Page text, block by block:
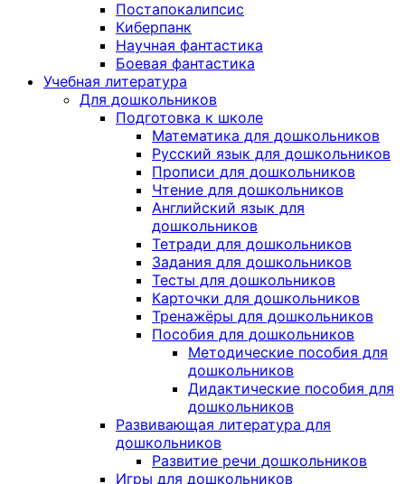
Постапокалипсис
Киберпанк
Научная фантастика
Боевая фантастика
Учебная литература
Для дошкольников
Подготовка к школе
Математика для дошкольников
Русский язык для дошкольников
Прописи для дошкольников
Чтение для дошкольников
Английский язык для
дошкольников
Тетради для дошкольников
Задания для дошкольников
Тесты для дошкольников
Карточки для дошкольников
Тренажёры для дошкольников
Пособия для дошкольников
Методические пособия для
дошкольников
Дидактические пособия для
дошкольников
Развивающая литература для
дошкольников
Развитие речи дошкольников
Игры для дошкольников